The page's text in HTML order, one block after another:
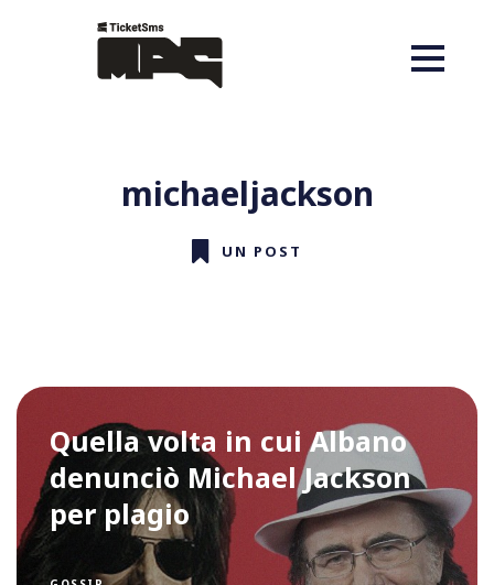
michaeljackson
UN POST
Quella volta in cui Albano
denunciò Michael Jackson
per plagio